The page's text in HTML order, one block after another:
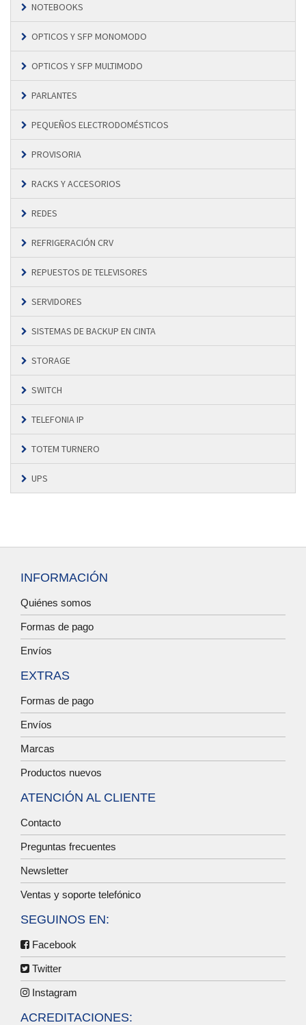
NOTEBOOKS
OPTICOS Y SFP MONOMODO
OPTICOS Y SFP MULTIMODO
PARLANTES
PEQUEÑOS ELECTRODOMÉSTICOS
PROVISORIA
RACKS Y ACCESORIOS
REDES
REFRIGERACIÓN CRV
REPUESTOS DE TELEVISORES
SERVIDORES
SISTEMAS DE BACKUP EN CINTA
STORAGE
SWITCH
TELEFONIA IP
TOTEM TURNERO
UPS
INFORMACIÓN
Quiénes somos
Formas de pago
Envíos
EXTRAS
Formas de pago
Envíos
Marcas
Productos nuevos
ATENCIÓN AL CLIENTE
Contacto
Preguntas frecuentes
Newsletter
Ventas y soporte telefónico
SEGUINOS EN:
Facebook
Twitter
Instagram
ACREDITACIONES: